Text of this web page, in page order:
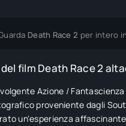
Death Race 2 per intero
film Death Race 2
Azione /
proveniente dagli
un'esperienza